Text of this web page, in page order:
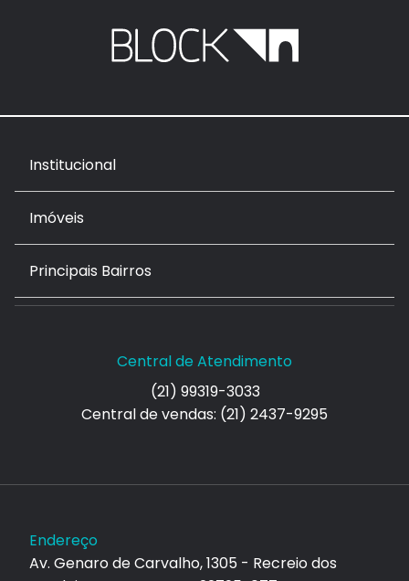
Institucional
Imóveis
Principais Bairros
Central de Atendimento
(21) 99319-3033
Central de vendas: (21) 2437-9295
Endereço
Av. Genaro de Carvalho, 1305 - Recreio dos